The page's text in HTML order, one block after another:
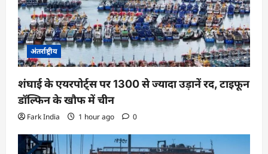
अंतर्राष्ट्रीय
शंघाई के एयरपोर्ट्स पर 1300 से ज्यादा उड़ानें रद, टाइफून
डॉल्फिन के खौफ में चीन
Fark India 1 hour ago 0